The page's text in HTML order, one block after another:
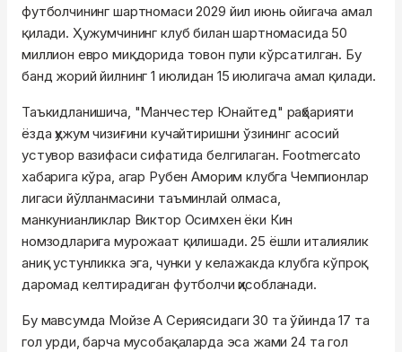
футболчининг шартномаси 2029 йил июнь ойигача амал
қилади. Ҳужумчининг клуб билан шартномасида 50
миллион евро миқдорида товон пули кўрсатилган. Бу
банд жорий йилнинг 1 июлидан 15 июлигача амал қилади.
Taъкидланишича, "Манчестер Юнайтед" раҳбарияти
ёзда ҳужум чизиғини кучайтиришни ўзининг асосий
устувор вазифаси сифатида белгилаган. Footmercato
хабарига кўра, агар Рубен Аморим клубга Чемпионлар
лигаси йўлланмасини таъминлай олмаса,
манкунианликлар Виктор Осимхен ёки Кин
номзодларига мурожаат қилишади. 25 ёшли италиялик
аниқ устунликка эга, чунки у келажакда клубга кўпроқ
даромад келтирадиган футболчи ҳисобланади.
Бу мавсумда Мойзе А Сериясидаги 30 та ўйинда 17 та
гол урди, барча мусобақаларда эса жами 24 та гол